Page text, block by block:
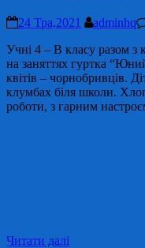
24 Тра,2021 adminhq
Учні 4 – В класу разом
на заняттях гуртка
квітів – чорнобривців.
клумбах біля школи.
роботи, з гарним
Читати далі